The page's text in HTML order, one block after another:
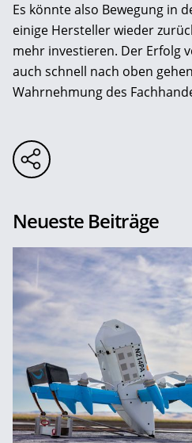
Es könnte also Bewegung in
einige Hersteller wieder
mehr investieren. Der Erfolg
auch schnell nach oben
Wahrnehmung des
Neueste Beiträge